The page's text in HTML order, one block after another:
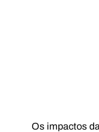
Os impactos